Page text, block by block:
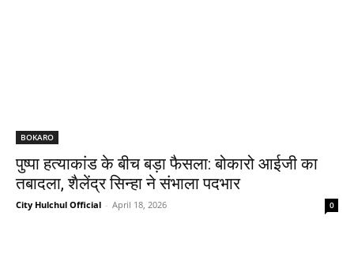
BOKARO
पुष्पा हत्याकांड के बीच बड़ा फैसला: बोकारो आईजी का
तबादला, शैलेंद्र सिन्हा ने संभाला पदभार
City Hulchul Official - April 18, 2026 0